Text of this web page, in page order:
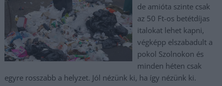
de amióta szinte csak
az 50 Ft-os betétdíjas
italokat lehet kapni,
végképp elszabadult a
pokol Szolnokon és
minden héten csak
egyre rosszabb a helyzet. Jól nézünk ki, ha így nézünk ki.